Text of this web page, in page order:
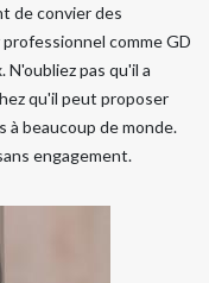
de convier des
comme GD
pas qu'il a
qu'il peut proposer
beaucoup de monde.
engagement.